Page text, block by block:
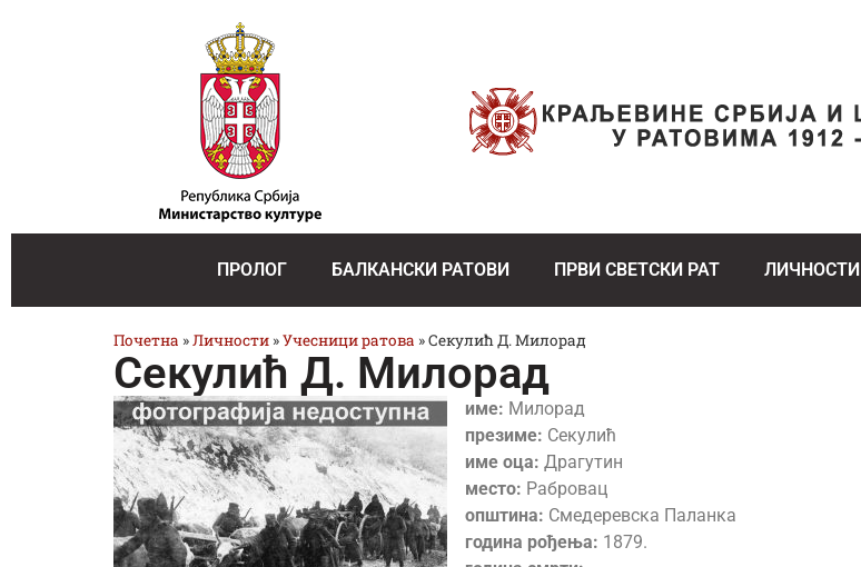
ПРОЛОГ БАЛКАНСКИ РАТОВИ ПРВИ СВЕТСКИ РАТ ЛИЧНОСТИ
Почетна »Личности »Учесници ратова »Секулић Д. Милорад
Секулић Д. Милорад
име: Милорад
презиме: Секулић
име оца: Драгутин
место: Рабровац
општина: Смедеревска Паланка
година рођења: 1879.